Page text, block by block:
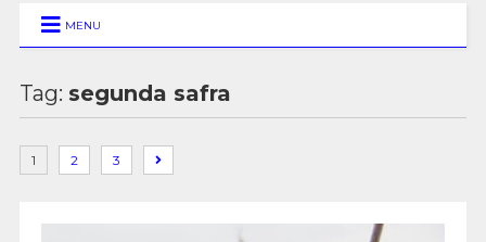
MENU
Tag: segunda safra
1 2 3